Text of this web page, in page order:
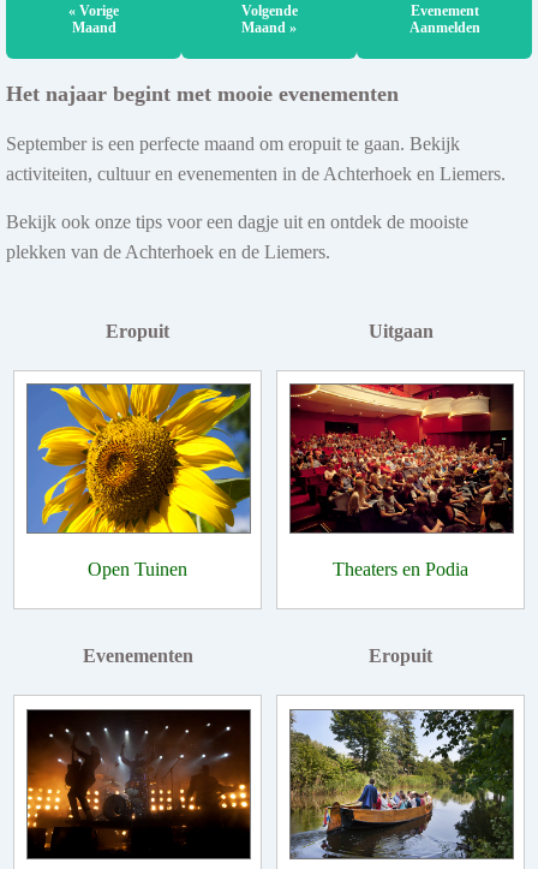
« Vorige
Maand
Volgende
Maand »
Evenement
Aanmelden
Het najaar begint met mooie evenementen
September is een perfecte maand om eropuit te gaan. Bekijk
activiteiten, cultuur en evenementen in de Achterhoek en Liemers.
Bekijk ook onze tips voor een dagje uit en ontdek de mooiste
plekken van de Achterhoek en de Liemers.
Eropuit
Open Tuinen
Uitgaan
Theaters en Podia
Evenementen Eropuit